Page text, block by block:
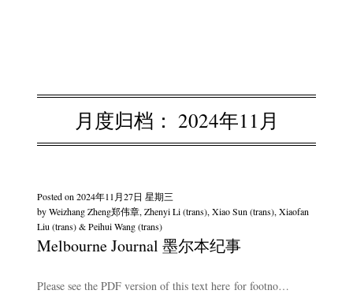
月度归档： 2024年11月
Melbourne Journal 墨尔本纪事
Posted on2024年11月27日 星期三
byWeizhang Zheng郑伟章, Zhenyi Li (trans), Xiao Sun (trans), Xiaofan
Liu (trans) & Peihui Wang (trans)
Please see the PDF version of this text here for footno…